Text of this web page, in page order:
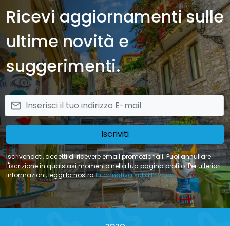
Ricevi aggiornamenti sulle
ultime novità e
suggerimenti.
email
Iscriviti
Iscrivendoti, accetti di ricevere email promozionali. Puoi annullare
l'iscrizione in qualsiasi momento nella tua pagina profilo. Per ulteriori
informazioni, leggi la nostraInformativa sulla Privacy